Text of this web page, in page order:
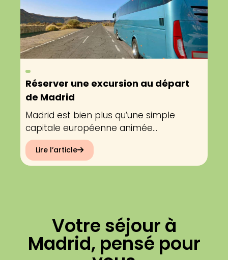
Réserver une excursion au départ
de Madrid
Madrid est bien plus qu’une simple
capitale européenne animée...
Lire l’article
Votre séjour à
Madrid, pensé pour